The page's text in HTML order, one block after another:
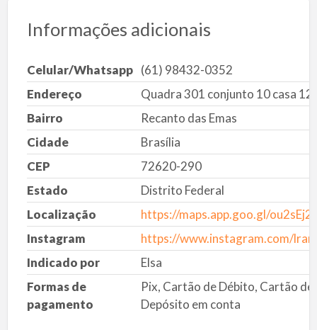
Informações adicionais
Celular/Whatsapp (61) 98432-0352
Endereço
Quadra 301 conjunto 10 casa 12
Bairro
Recanto das Emas
Cidade
Brasília
CEP
72620-290
Estado
Distrito Federal
Localização
https://maps.app.goo.gl/
Instagram
https://www.instagram.com/
Indicado por
Elsa
Formas de
pagamento
Pix, Cartão de Débito, Cartão
Depósito em conta